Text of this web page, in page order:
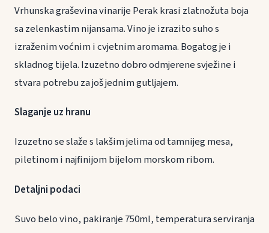
Vrhunska graševina vinarije Perak krasi zlatnožuta boja
sa zelenkastim nijansama. Vino je izrazito suho s
izraženim voćnim i cvjetnim aromama. Bogatog je i
skladnog tijela. Izuzetno dobro odmjerene svježine i
stvara potrebu za još jednim gutljajem.
Slaganje uz hranu
Izuzetno se slaže s lakšim jelima od tamnijeg mesa,
piletinom i najfinijom bijelom morskom ribom.
Detaljni podaci
Suvo belo vino, pakiranje 750ml, temperatura serviranja